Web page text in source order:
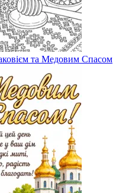
та Медовим Спасом